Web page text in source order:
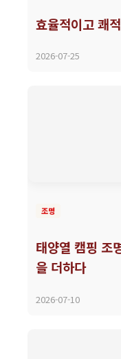
효율적이고 쾌
2026-07-25
조명
태양열 캠핑 조
을 더하다
2026-07-10